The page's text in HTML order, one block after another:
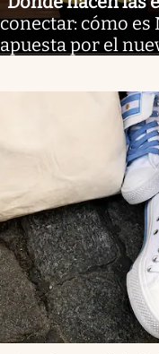
conectar: cómo
apuesta por el